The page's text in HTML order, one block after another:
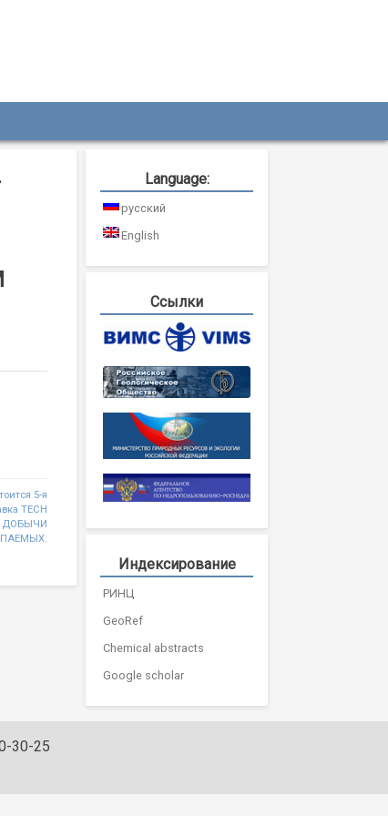
5-я
TECH
ДОБЫЧИ
Language:
русский
English
Ссылки
Индексирование
РИНЦ
GeoRef
Chemical abstracts
Google scholar
30-25